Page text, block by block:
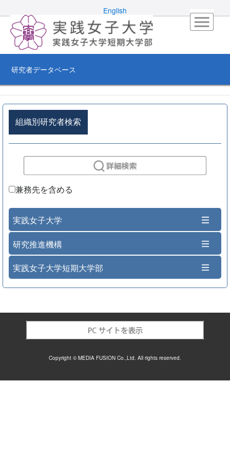
English
研究者データベース
組織別研究者検索
兼務先を含める
実践女子大学
研究推進機構
実践女子大学短期大学部
Copyright © MEDIA FUSION Co.,Ltd. All rights reserved.